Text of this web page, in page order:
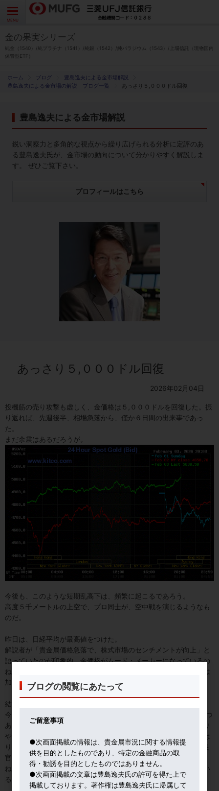
CLOSE
MENU
ブログ
豊島逸夫による金市場解説
豊島逸夫による金市場の解説 ブログ一覧
あっさり５,０００ドル回復
豊島逸夫による金市場解説
鋭い洞察力と多角的な視点から繰り広げられる分析に定評のあ
る豊島逸夫氏が、金市場の動向について分かりやすく解説しま
す。 ぜひご覧下さい。
プロフィールはこちら
あっさり５,０００ドル回復
2026年02月04日
投機筋の売り攻撃も虚しく、金価格は５,０００ドルを回復した。振
り返れば、先週後半、相場急落から、僅か６日間の出来事であっ
た。
まだ余震はあるだろうが。
今後も、このような短期乱高下は、頻繁に起こるであろう。
高度５千メートルの上空で、プロ同士が、空中戦を演じるようなも
のだ。
昨日は、日経平均が最高値をつけた。
解説者が「貴金属価格急落で、株式市場のセンチメントが向上」と
語っていたのが印象的。金価格がムード・メーカーになっているの
ね、と思いきや、その時点（昨日４時頃）、金価格の上昇ペースは
加速していた。
結局、今回のドタバタ劇の主犯はAIの売買。
今や、NY市場の金売買では、AIの売りか買いかの判断が普及しつつ
ある。それゆえ、買いが買いを呼び、売りが売りを呼ぶ展開になり
やすいのだ。なお、ファンダメンタルズについて重要なのは、やは
りウオーシュ次期FRB議長の言動。それにしても、米国は、財務長
官とＦＲＢ議長がヘッジファンド出身という、これは国柄なのだ
ね。しかもカリスマ投資家、ドラッケンミラー氏の薫陶を受けてい
る。
金の果実シリーズ
純金（1540）/純プラチナ（1541）/純銀（1542）/純パラジウム（1543）/上場信託（現物国内
保管型ETF）
金の果実シリーズとは
特徴とメリット
各種お手続き
ブログ
よくあるご質問 お問い合わせ
ブログの閲覧にあたって
ご留意事項
●次画面掲載の情報は、貴金属市況に関する情報提
供を目的としたものであり、特定の金融商品の取
得・勧誘を目的としたものではありません。
●次画面掲載の文章は豊島逸夫氏の許可を得た上で
掲載しております。著作権は豊島逸夫氏に帰属して